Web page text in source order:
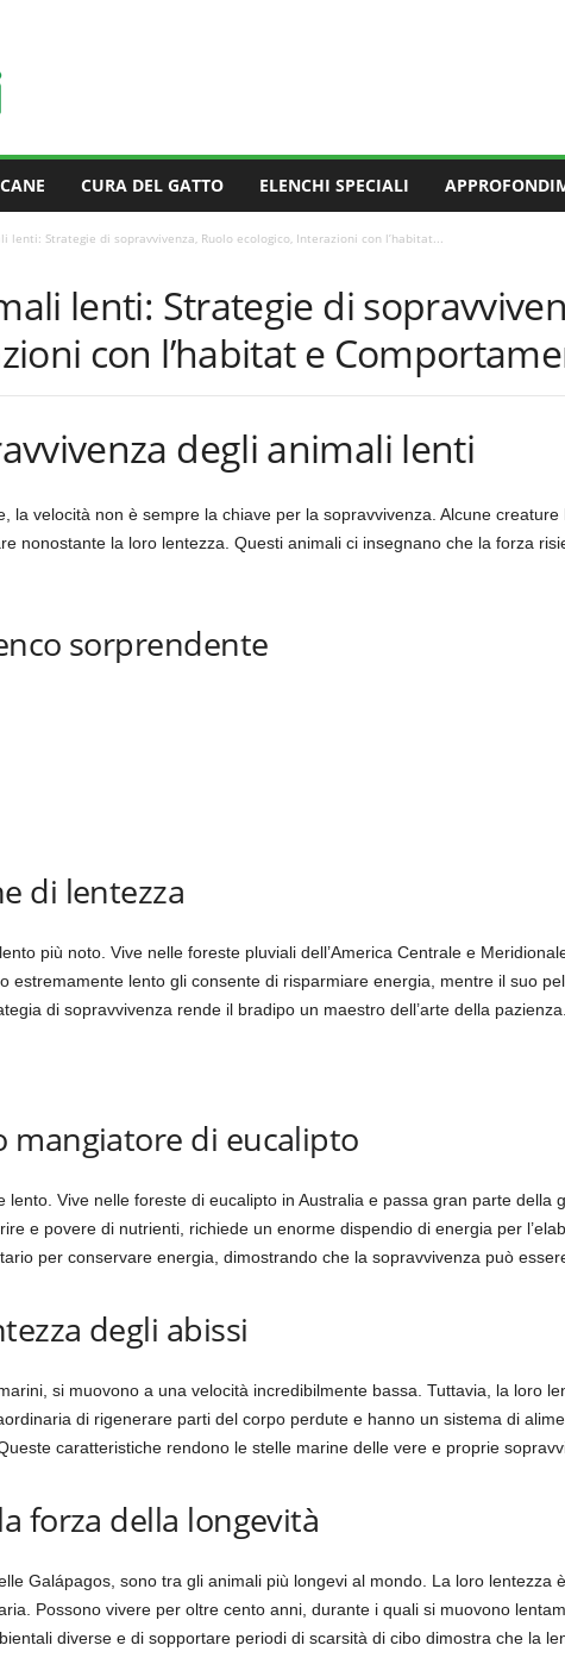
CURA DEL GATTO ELENCHI SPECIALI
lenti: Strategie di sopravvivenza, Ruolo ecologico, Interazioni con l’habitat...
lenti: Strategie di
con l’habitat e
degli animali lenti
la velocità non è sempre la chiave per la sopravvivenza. Alcune
nonostante la loro lentezza. Questi animali ci insegnano che la forza
sorprendente
di lentezza
più noto. Vive nelle foreste pluviali dell’America Centrale e
estremamente lento gli consente di risparmiare energia, mentre il suo
di sopravvivenza rende il bradipo un maestro dell’arte della pazienza.
mangiatore di eucalipto
lento. Vive nelle foreste di eucalipto in Australia e passa gran parte della
e povere di nutrienti, richiede un enorme dispendio di energia per
per conservare energia, dimostrando che la sopravvivenza può
degli abissi
si muovono a una velocità incredibilmente bassa. Tuttavia, la loro
di rigenerare parti del corpo perdute e hanno un sistema di
caratteristiche rendono le stelle marine delle vere e proprie
forza della longevità
Galápagos, sono tra gli animali più longevi al mondo. La loro lentezza
Possono vivere per oltre cento anni, durante i quali si muovono
diverse e di sopportare periodi di scarsità di cibo dimostra che la